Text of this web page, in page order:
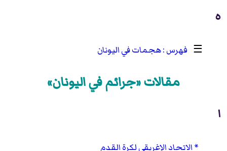
ه
☰ هجمات في اليونان
مقالات «جرائم في اليونان»
ا
الاتحاد الإغريقي لكرة القدم